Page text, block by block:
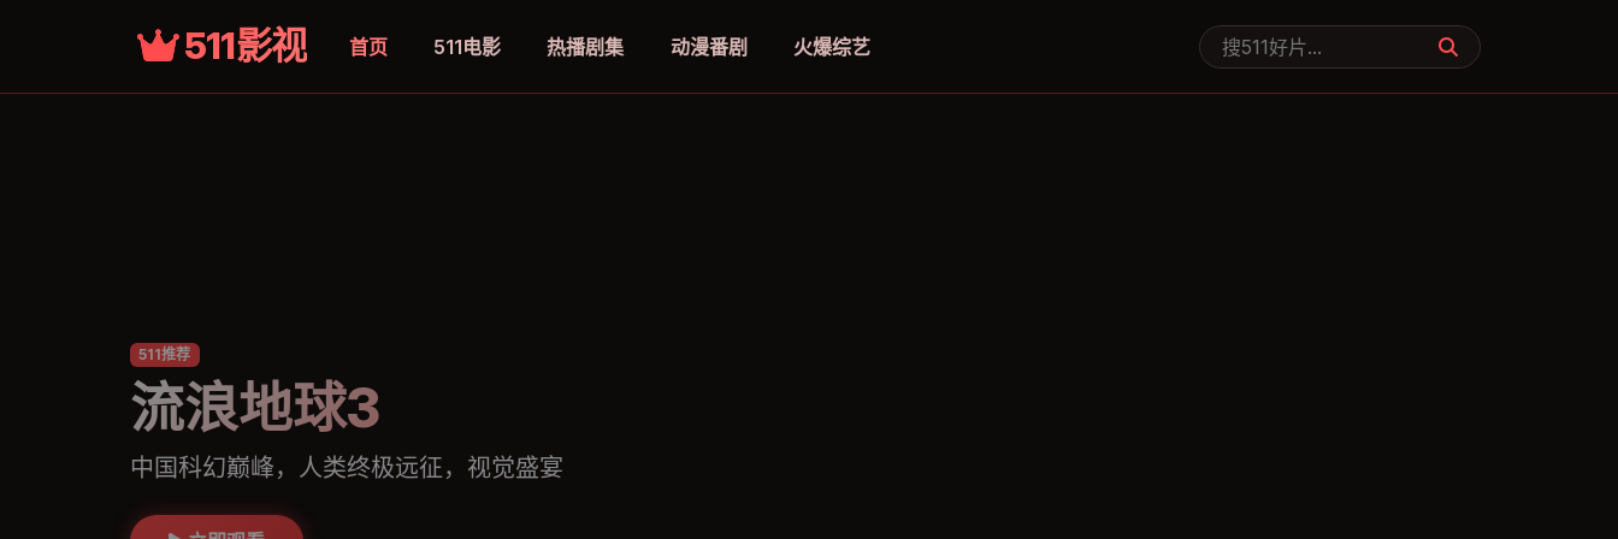
511影视 首页 511电影 热播剧集 动漫番剧 火爆综艺
511推荐
流浪地球3
中国科幻巅峰，人类终极远征，视觉盛宴